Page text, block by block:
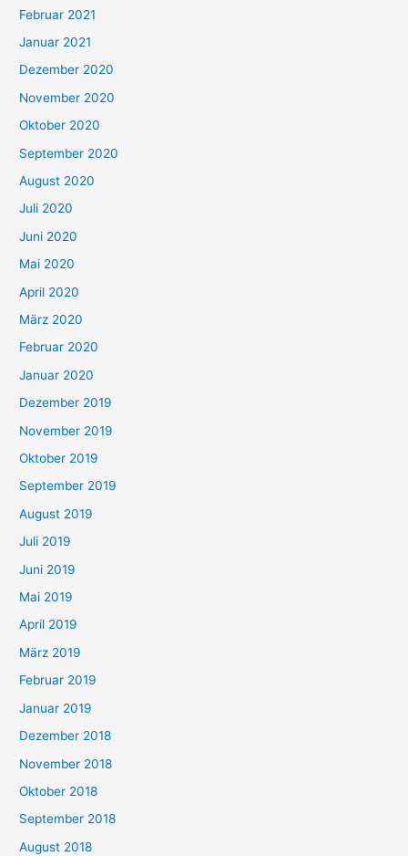
Februar 2021
Januar 2021
Dezember 2020
November 2020
Oktober 2020
September 2020
August 2020
Juli 2020
Juni 2020
Mai 2020
April 2020
März 2020
Februar 2020
Januar 2020
Dezember 2019
November 2019
Oktober 2019
September 2019
August 2019
Juli 2019
Juni 2019
Mai 2019
April 2019
März 2019
Februar 2019
Januar 2019
Dezember 2018
November 2018
Oktober 2018
September 2018
August 2018